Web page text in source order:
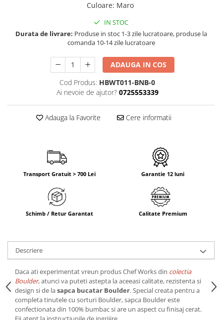
Culoare: Maro
IN STOC
Durata de livrare: Produse in stoc 1-3 zile lucratoare, produse la
comanda 10-14 zile lucratoare
ADAUGA IN COS
Cod Produs: HBWT011-BNB-0
Ai nevoie de ajutor? 0725553339
Adauga la Favorite Cere informatii
Transport Gratuit > 700 Lei Garantie 12 luni
Schimb / Retur Garantat Calitate Premium
Descriere
Daca ati experimentat vreun produs Chef Works din colectia
Boulder, atunci va puteti astepta la aceeasi calitate, rezistenta si
design si de lasapca bucatar Boulder. Special creata pentru a
completa tinutele cu sorturi Boulder, sapca Boulder este
confectionata din 100% bumbac si are un aspect cu finisaj cerat.